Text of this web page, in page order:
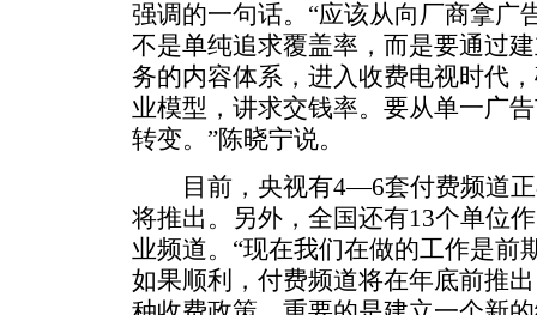
强调的一句话。“应该从向厂商拿广
不是单纯追求覆盖率，而是要通过
务的内容体系，进入收费电视时代
业模型，讲求交钱率。要从单一广
转变。”陈晓宁说。
目前，央视有4―6套付费频道正
将推出。另外，全国还有13个单位
业频道。“现在我们在做的工作是前
如果顺利，付费频道将在年底前推